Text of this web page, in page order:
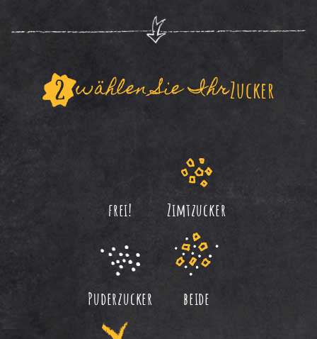
wählen Sie IhrZucker
frei! Zimtzucker
Puderzucker beide